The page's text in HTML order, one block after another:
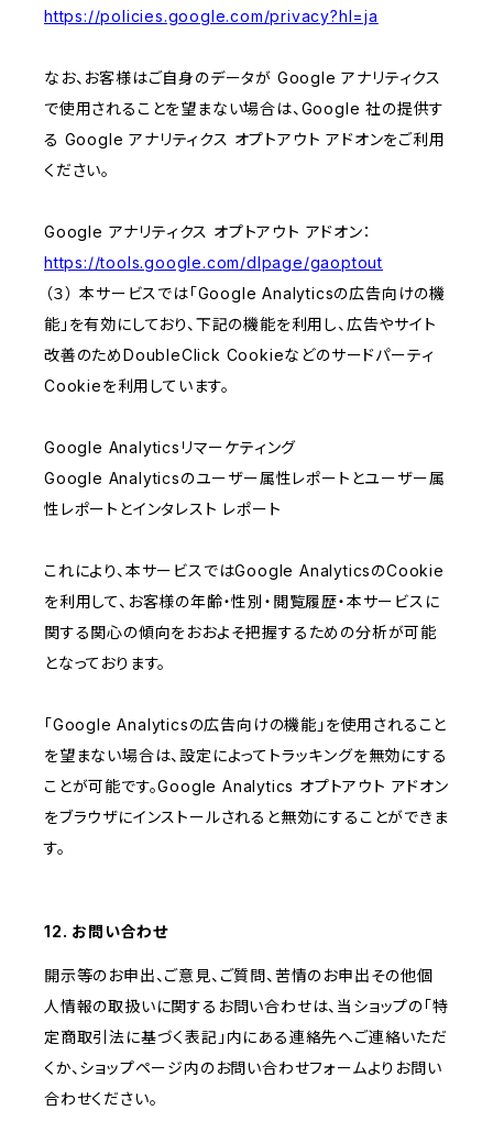
https://policies.google.com/privacy?hl=ja
なお、お客様はご自身のデータが Google アナリティクス
で使用されることを望まない場合は、Google 社の提供す
る Google アナリティクス オプトアウト アドオンをご利用
ください。
Google アナリティクス オプトアウト アドオン：
https://tools.google.com/dlpage/gaoptout
（３） 本サービスでは「Google Analyticsの広告向けの機
能」を有効にしており、下記の機能を利用し、広告やサイト
改善のためDoubleClick Cookieなどのサードパーティ
Cookieを利用しています。
Google Analyticsリマーケティング
Google Analyticsのユーザー属性レポートとユーザー属
性レポートとインタレスト レポート
これにより、本サービスではGoogle AnalyticsのCookie
を利用して、お客様の年齢・性別・閲覧履歴・本サービスに
関する関心の傾向をおおよそ把握するための分析が可能
となっております。
「Google Analyticsの広告向けの機能」を使用されること
を望まない場合は、設定によってトラッキングを無効にする
ことが可能です。Google Analytics オプトアウト アドオン
をブラウザにインストールされると無効にすることができま
す。
12. お問い合わせ
開示等のお申出、ご意見、ご質問、苦情のお申出その他個
人情報の取扱いに関するお問い合わせは、当ショップの「特
定商取引法に基づく表記」内にある連絡先へご連絡いただ
くか、ショップページ内のお問い合わせフォームよりお問い
合わせください。